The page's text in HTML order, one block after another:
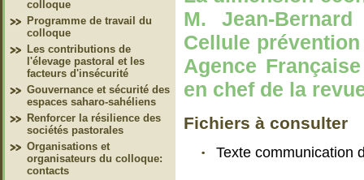
colloque
Programme de travail du
colloque
Les contributions de
l'élevage pastoral et les
facteurs d'insécurité
Gouvernance et sécurité des
espaces saharo-sahéliens
Renforcer la résilience des
sociétés pastorales
Organisations et
organisateurs du colloque:
contacts
M. Jean-
Cellule
Agence
en chef de la
Fichiers à consulter
Texte communication